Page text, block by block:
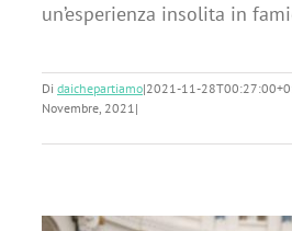
un’esperienza insolita in
Di daichepartiamo|2021-11-
Novembre, 2021|